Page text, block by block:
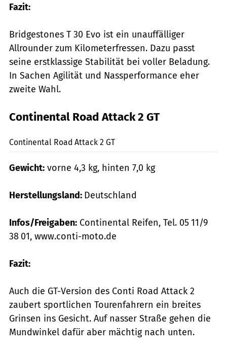
Fazit:
Bridgestones T 30 Evo ist ein unauffälliger
Allrounder zum Kilometerfressen. Dazu passt
seine erstklassige Stabilität bei voller Beladung.
In Sachen Agilität und Nassperformance eher
zweite Wahl.
Continental Road Attack 2 GT
Continental Road Attack 2 GT
Gewicht: vorne 4,3 kg, hinten 7,0 kg
Herstellungsland: Deutschland
Infos/Freigaben: Continental Reifen, Tel. 05 11/9
38 01, www.conti-moto.de
Fazit:
Auch die GT-Version des Conti Road Attack 2
zaubert sportlichen Tourenfahrern ein breites
Grinsen ins Gesicht. Auf nasser Straße gehen die
Mundwinkel dafür aber mächtig nach unten.